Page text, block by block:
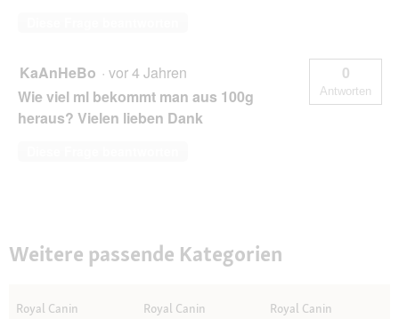
KaAnHeBo · vor 4 Jahren
Wie viel ml bekommt man aus 100g
heraus? Vielen lieben Dank
0
Antworten
Weitere passende Kategorien
Royal Canin
Royal Canin
Royal Canin